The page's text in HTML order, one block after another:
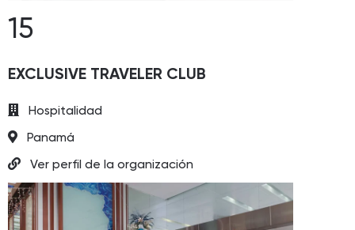
15
EXCLUSIVE TRAVELER CLUB
Hospitalidad
Panamá
Ver perfil de la organización